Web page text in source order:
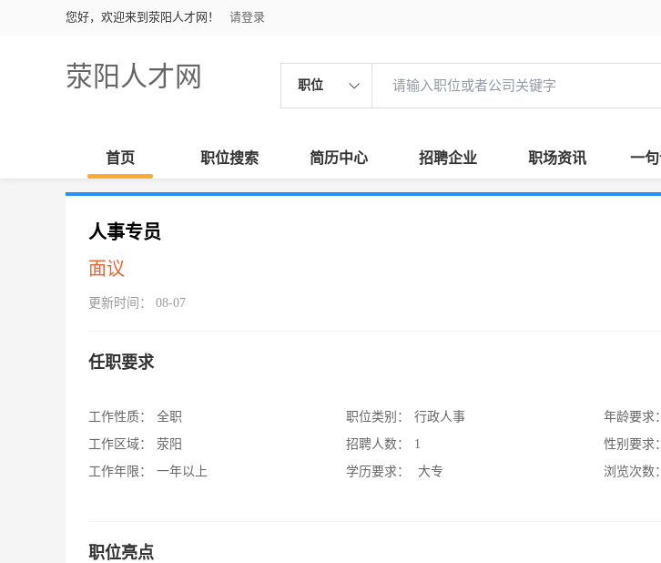
您好，欢迎来到荥阳人才网！ 请登录
荥阳人才网 职位
首页 职位搜索 简历中心 招聘企业 职场资讯 一
人事专员
面议
更新时间： 08-07
任职要求
工作性质：
全职
工作区域：
荥阳
工作年限：
一年以上
职位类别：
行政人事
招聘人数：
1
学历要求：
大专
年龄要求：
性别要求：
浏览次数：
职位亮点